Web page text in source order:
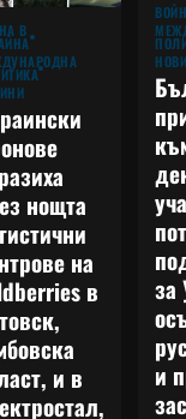
В
нощта
на
в
и в
за
и